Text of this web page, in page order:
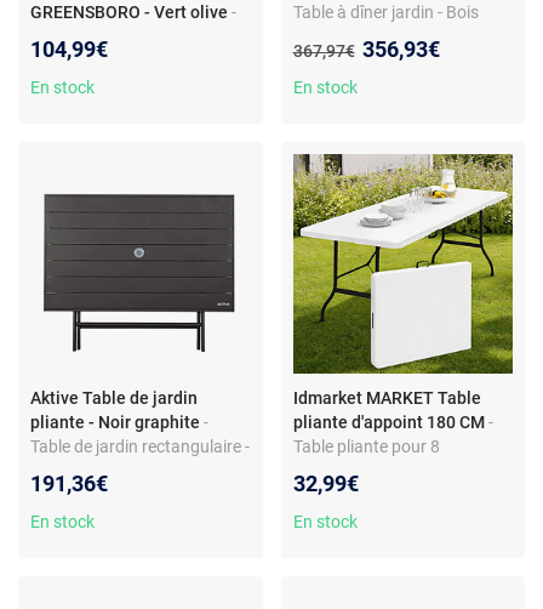
GREENSBORO - Vert olive -
pliante ronde 4 places
GREENSBORO - Vert olive -
104,99€
En stock
Table à dîner jardin - Bois
rustique - Dimensions 280 x
90 x 75 cm
Ancien prix :
367,97€ Nouveau prix :
356,93€
En stock
Aktive Table de jardin
pliante - Noir graphite -
Table de jardin rectangulaire -
personnes
191,36€
En stock
Idmarket MARKET Table
pliante d'appoint 180 CM -
Table pliante pour 8
Polyéthylène haute densité -
Structure en acier
32,99€
En stock